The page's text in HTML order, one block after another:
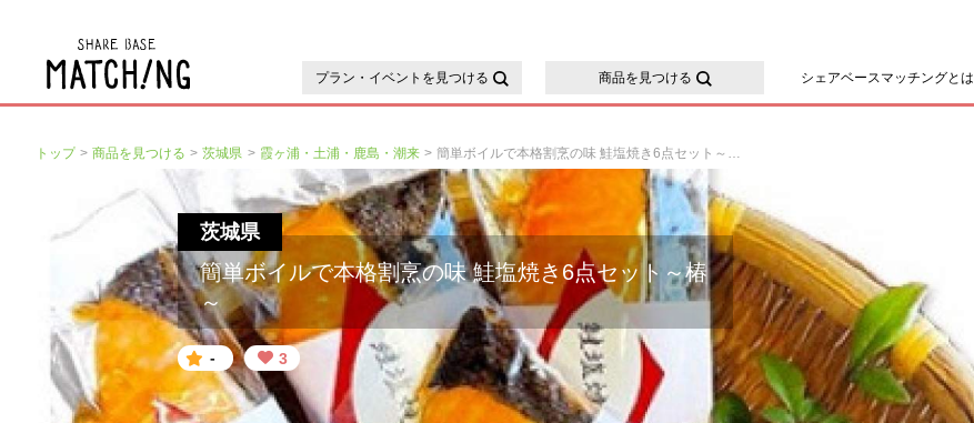
プラン・イベントを見つける 商品を見つける シェアベースマッチングとは
トップ 商品を見つける 茨城県 霞ヶ浦・土浦・鹿島・潮来 簡単ボイルで本格割烹の味 鮭塩焼き6点セット～椿～
茨城県
簡単ボイルで本格割烹の味 鮭塩焼き6点セット～椿
～
- 3